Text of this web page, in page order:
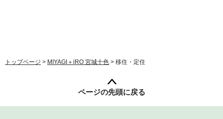
トップページ > MIYAGI＋iRO 宮城十色 > 移住・定住
ページの先頭に戻る